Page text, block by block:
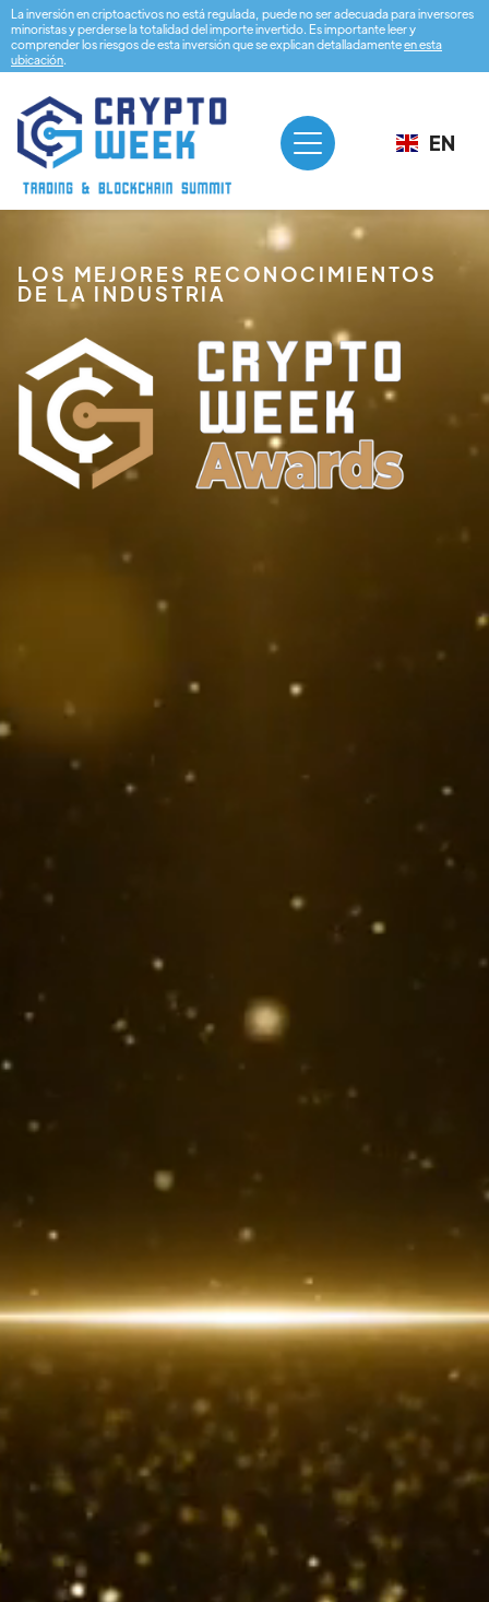
La inversión en criptoactivos no está regulada, puede no ser adecuada para inversores
minoristas y perderse la totalidad del importe invertido. Es importante leer y
comprender los riesgos de esta inversión que se explican detalladamenteen esta
ubicación.
EN
LOS MEJORES RECONOCIMIENTOS
DE LA INDUSTRIA